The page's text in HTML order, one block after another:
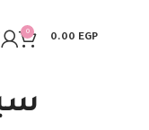
0
0.00 EGP